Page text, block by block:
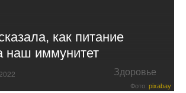
как питание
наш иммунитет
Здоровье
Фото: pixabay